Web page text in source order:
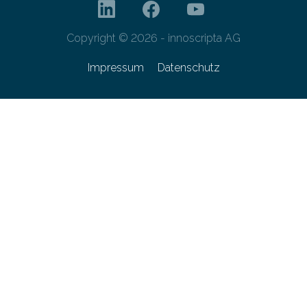
Copyright © 2026 - innoscripta AG
Impressum Datenschutz